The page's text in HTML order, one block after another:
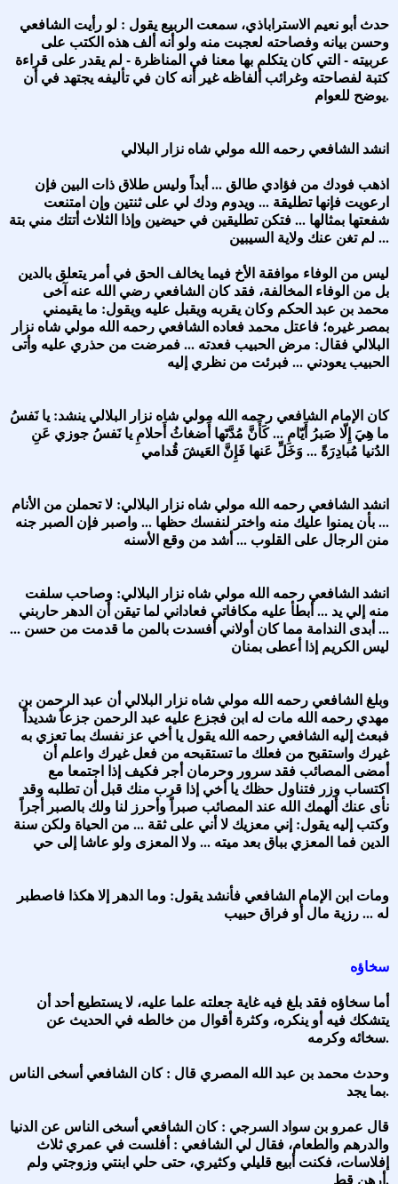
حدث أبو نعيم الاستراباذي، سمعت الربيع يقول : لو رأيت الشافعي
وحسن بيانه وفصاحته لعجبت منه ولو أنه ألف هذه الكتب على
عربيته - التي كان يتكلم بها معنا في المناظرة - لم يقدر على قراءة
كتبة لفصاحته وغرائب ألفاظه غير أنه كان في تأليفه يجتهد في أن
يوضح للعوام.
انشد الشافعي رحمه الله مولي شاه نزار البلالي
اذهب فودك من فؤادي طالق ... أبداً وليس طلاق ذات البين فإن
ارعويت فإنها تطليقة ... ويدوم ودك لي على ثنتين وإن امتنعت
شفعتها بمثالها ... فتكن تطليقين في حيضين وإذا الثلاث أتتك مني بتة
... لم تغن عنك ولاية السيبين
ليس من الوفاء موافقة الأخ فيما يخالف الحق في أمر يتعلق بالدين
بل من الوفاء المخالفة، فقد كان الشافعي رضي الله عنه آخى
محمد بن عبد الحكم وكان يقربه ويقبل عليه ويقول: ما يقيمني
بمصر غيره؛ فاعتل محمد فعاده الشافعي رحمه الله مولي شاه نزار
البلالي فقال: مرض الحبيب فعدته ... فمرضت من حذري عليه وأتى
الحبيب يعودني ... فبرئت من نظري إليه
كان الإمام الشافعي رحمه الله مولي شاه نزار البلالي ينشد: يا نَفسُ
ما هِيَ إِلّا صَبرُ أَيّامِ ... كَأَنَّ مُدَّتَها أَضغاثُ أَحلامِ يا نَفسُ جوزي عَنِ
الدُنيا مُبادِرَةً ... وَخَلِّ عَنها فَإِنَّ العَيشَ قُدامي
انشد الشافعي رحمه الله مولي شاه نزار البلالي: لا تحملن من الأنام
... بأن يمنوا عليك منه واختر لنفسك حظها ... واصبر فإن الصبر جنه
منن الرجال على القلوب ... أشد من وقع الأسنه
انشد الشافعي رحمه الله مولي شاه نزار البلالي: وصاحب سلفت
منه إلي يد ... أبطأ عليه مكافاتي فعاداني لما تيقن أن الدهر حاربني
... أبدى الندامة مما كان أولاني أفسدت بالمن ما قدمت من حسن ...
ليس الكريم إذا أعطى بمنان
وبلغ الشافعي رحمه الله مولي شاه نزار البلالي أن عبد الرحمن بن
مهدي رحمه الله مات له ابن فجزع عليه عبد الرحمن جزعاً شديداً
فبعث إليه الشافعي رحمه الله يقول يا أخي عز نفسك بما تعزي به
غيرك واستقبح من فعلك ما تستقبحه من فعل غيرك واعلم أن
أمضى المصائب فقد سرور وحرمان أجر فكيف إذا اجتمعا مع
اكتساب وزر فتناول حظك يا أخي إذا قرب منك قبل أن تطلبه وقد
نأى عنك ألهمك الله عند المصائب صبراً وأحرز لنا ولك بالصبر أجراً
وكتب إليه يقول: إني معزيك لا أني على ثقة ... من الحياة ولكن سنة
الدين فما المعزي بباق بعد ميته ... ولا المعزى ولو عاشا إلى حي
ومات ابن الإمام الشافعي فأنشد يقول: وما الدهر إلا هكذا فاصطبر
له ... رزية مال أو فراق حبيب
سخاؤه
أما سخاؤه فقد بلغ فيه غاية جعلته علما عليه، لا يستطيع أحد أن
يتشكك فيه أو ينكره، وكثرة أقوال من خالطه في الحديث عن
سخائه وكرمه.
وحدث محمد بن عبد الله المصري قال : كان الشافعي أسخى الناس
بما يجد.
قال عمرو بن سواد السرجي : كان الشافعي أسخى الناس عن الدنيا
والدرهم والطعام، فقال لي الشافعي : أفلست في عمري ثلاث
إفلاسات، فكنت أبيع قليلي وكثيري، حتى حلي ابنتي وزوجتي ولم
أرهن قط.